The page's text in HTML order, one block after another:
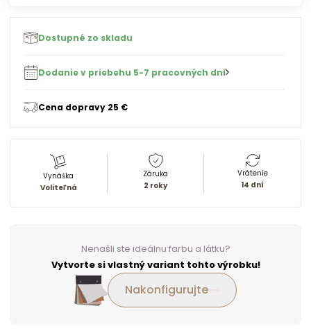
Dostupné zo skladu
Dodanie v priebehu 5-7 pracovných dní
Cena dopravy 25 €
Vynáška
Voliteľná
Záruka
2 roky
Vrátenie
14 dní
Nenašli ste ideálnu farbu a látku?
Vytvorte si vlastný variant tohto výrobku!
Nakonfigurujte